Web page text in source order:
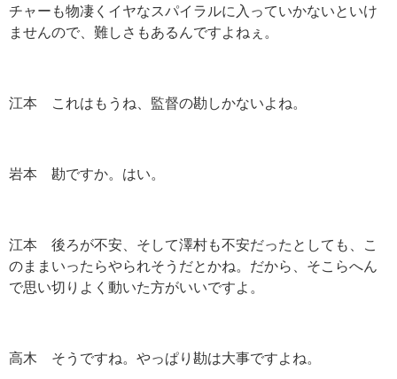
チャーも物凄くイヤなスパイラルに入っていかないといけ
ませんので、難しさもあるんですよねぇ。
江本 これはもうね、監督の勘しかないよね。
岩本 勘ですか。はい。
江本 後ろが不安、そして澤村も不安だったとしても、こ
のままいったらやられそうだとかね。だから、そこらへん
で思い切りよく動いた方がいいですよ。
高木 そうですね。やっぱり勘は大事ですよね。